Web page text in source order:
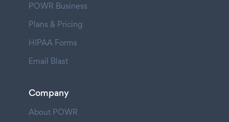
POWR Business
Plans & Pricing
HIPAA Forms
Email Blast
Company
About POWR